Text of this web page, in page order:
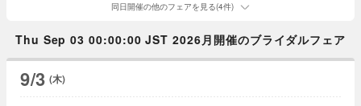
同日開催の他のフェアを見る(4件)
Thu Sep 03 00:00:00 JST 2026月開催のブライダルフェア
9/3 (木)